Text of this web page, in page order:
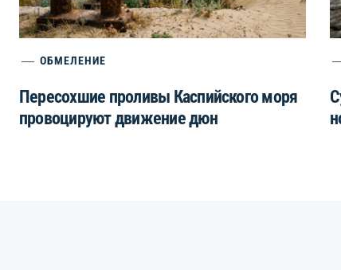
ОБМЕЛЕНИЕ
Пересохшие проливы Каспийского моря
провоцируют движение дюн